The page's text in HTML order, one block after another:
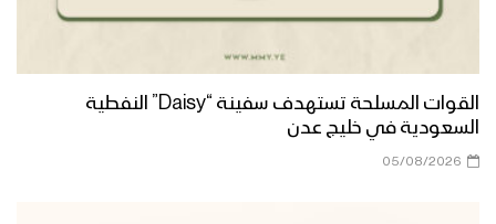
القوات المسلحة تستهدف سفينة “Daisy” النفطية
السعودية في خليج عدن
05/08/2026